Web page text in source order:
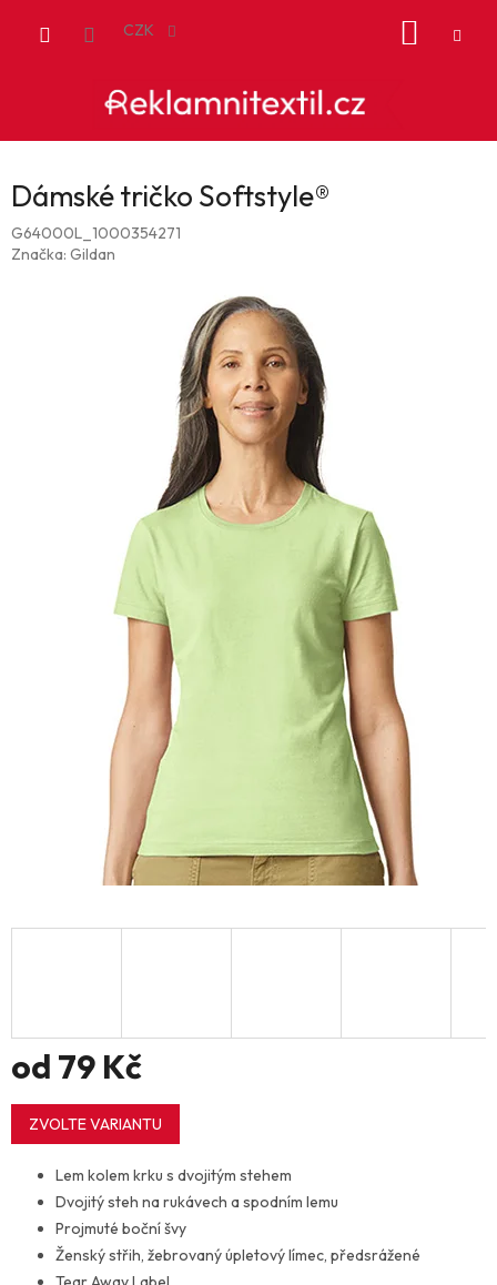
CZK
Dámské tričko Softstyle®
G64000L_1000354271
Značka: Gildan
od 79 Kč
Měrná
cena:
ZVOLTE VARIANTU
Lem kolem krku s dvojitým stehem
Dvojitý steh na rukávech a spodním lemu
Projmuté boční švy
Ženský střih, žebrovaný úpletový límec, předsrážené